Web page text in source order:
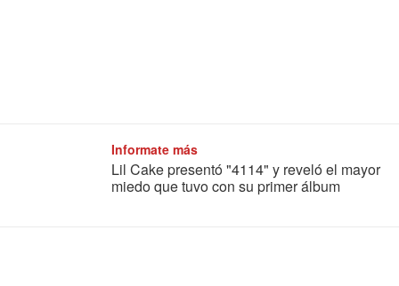
Informate más
Lil Cake presentó "4114" y reveló el mayor
miedo que tuvo con su primer álbum